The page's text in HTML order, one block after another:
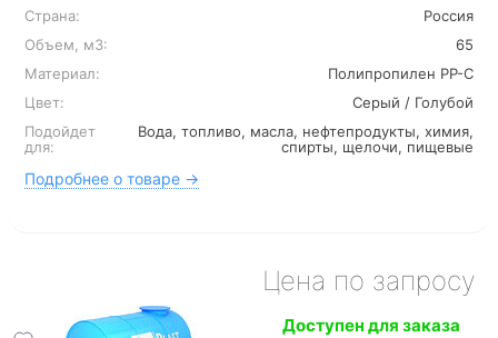
Страна:
Россия
Объем, м3:
65
Материал:
Полипропилен PP-C
Цвет:
Серый / Голубой
Подойдет
для:
Вода, топливо, масла, нефтепродукты, химия,
спирты, щелочи, пищевые
Подробнее о товаре →
Цена по запросу
Доступен для заказа